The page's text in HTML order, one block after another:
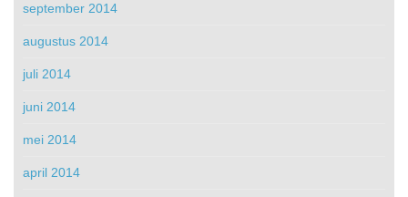
september 2014
augustus 2014
juli 2014
juni 2014
mei 2014
april 2014